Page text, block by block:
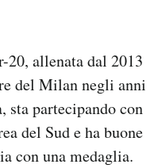
allenata dal 2013
del Milan negli anni
sta partecipando con
del Sud e ha buone
con una medaglia.